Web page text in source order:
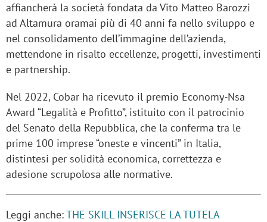
affiancherà la società fondata da Vito Matteo Barozzi
ad Altamura oramai più di 40 anni fa nello sviluppo e
nel consolidamento dell’immagine dell’azienda,
mettendone in risalto eccellenze, progetti, investimenti
e partnership.
Nel 2022, Cobar ha ricevuto il premio Economy-Nsa
Award “Legalità e Profitto”, istituito con il patrocinio
del Senato della Repubblica, che la conferma tra le
prime 100 imprese “oneste e vincenti” in Italia,
distintesi per solidità economica, correttezza e
adesione scrupolosa alle normative.
Leggi anche:THE SKILL INSERISCE LA TUTELA